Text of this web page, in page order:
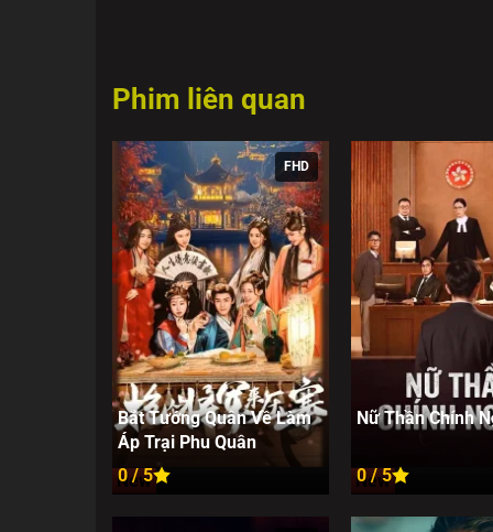
Phim liên quan
FHD
New
Bắt Tướng Quân Về Làm
Áp Trại Phu Quân
0 / 5
New
Nữ Thần Chính
0 / 5